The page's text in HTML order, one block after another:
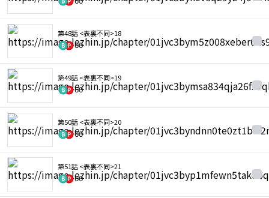
第48話 <表裏不同>18
60
第49話 <表裏不同>19
60
第50話 <表裏不同>20
60
第51話 <表裏不同>21
60